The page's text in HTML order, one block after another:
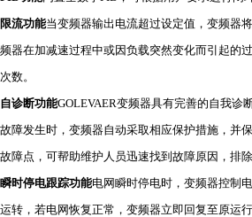
限流功能当变频器输出电流超过设定值，变频器
频器在加减速过程中或因负载突然变化而引起的
次数。
自诊断功能GOLEVAER变频器具有完善的自我诊
故障发生时，变频器自动采取相应保护措施，并
故障点，可帮助维护人员迅速找到故障原因，排
瞬时停电跟踪功能电网瞬时停电时，变频器控制
运转，若电网恢复正常，变频器立即回复至原运